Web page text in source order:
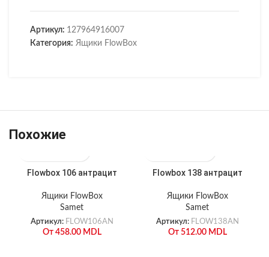
Артикул: 127964916007
Категория: Ящики FlowBox
Похожие
Flowbox 106 антрацит
Ящики FlowBox
Samet
Артикул: FLOW106AN
От 458.00 MDL
Flowbox 138 антрацит
Ящики FlowBox
Samet
Артикул: FLOW138AN
От 512.00 MDL